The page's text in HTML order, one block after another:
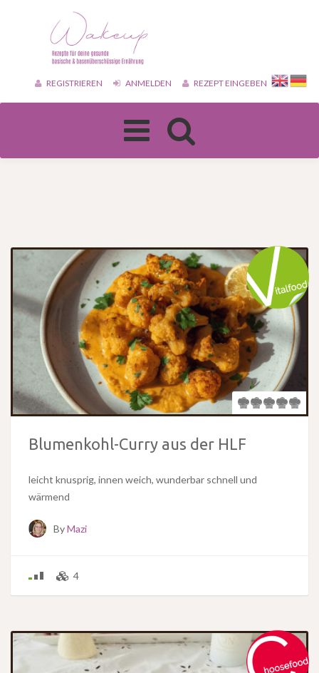
REGISTRIEREN ANMELDEN REZEPT EINGEBEN
Toggle
navigation
Blumenkohl-Curry aus der HLF
leicht knusprig, innen weich, wunderbar schnell und
wärmend
ByMazi
4